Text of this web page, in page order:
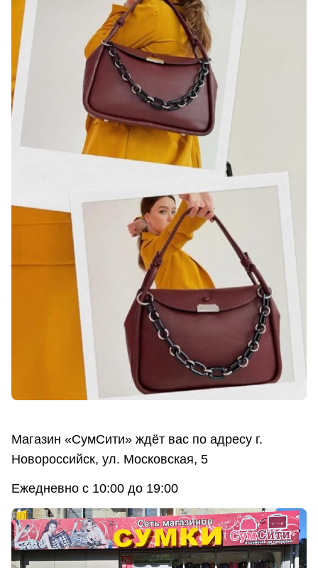
Магазин «СумСити» ждёт вас по адресу г.
Новороссийск, ул. Московская, 5
Ежедневно с 10:00 до 19:00